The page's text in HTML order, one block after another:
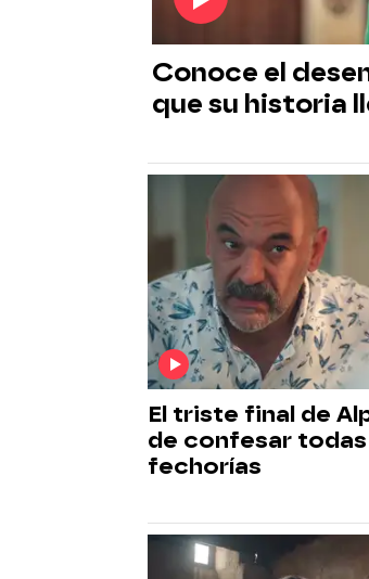
Conoce el
que su historia
El triste final de
de confesar todas
fechorías